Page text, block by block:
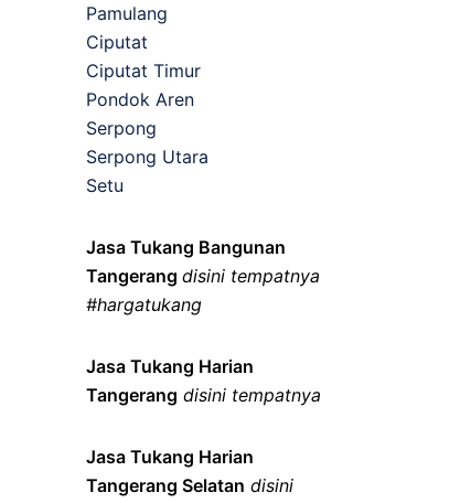
Pamulang
Ciputat
Ciputat Timur
Pondok Aren
Serpong
Serpong Utara
Setu
Jasa Tukang Bangunan
Tangerang disini tempatnya
#hargatukang
Jasa Tukang Harian
Tangerang disini tempatnya
Jasa Tukang Harian
Tangerang Selatan disini